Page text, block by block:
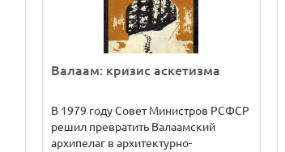
Валаам: кризис аскетизма
В 1979 году Совет Министров РСФСР
решил превратить Валаамский
архипелаг в архитектурно-